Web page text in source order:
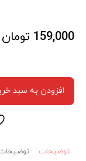
159,000 تومان
افزودن به سبد
توضیحات